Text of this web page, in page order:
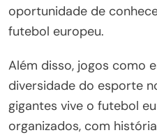
oportunidade de
futebol europeu.
Além disso, jogos como
diversidade do esporte
gigantes vive o futebol
organizados, com